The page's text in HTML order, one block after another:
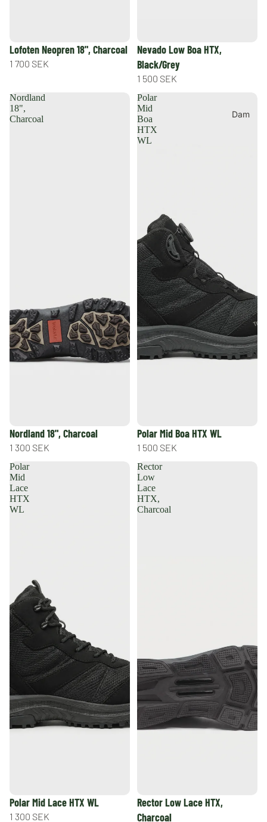
Dam
Lofoten Neopren 18", Charcoal
1 700 SEK
Nevado Low Boa HTX,
Black/Grey
1 500 SEK
Nordland
18",
Charcoal
Nordland 18", Charcoal
1 300 SEK
Polar
Mid
Boa
HTX
WL
Polar Mid Boa HTX WL
1 500 SEK
Polar
Mid
Lace
HTX
WL
Polar Mid Lace HTX WL
1 300 SEK
Rector
Low
Lace
HTX,
Charcoal
REA
Rector Low Lace HTX,
Charcoal